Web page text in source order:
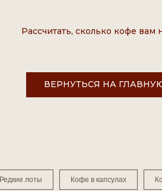
Рассчитать, сколько кофе вам
ВЕРНУТЬСЯ НА
Редкие лоты Кофе в капсулах